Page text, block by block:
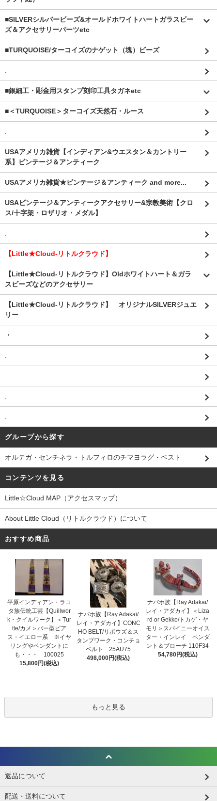
■SILVERシルバービーズ&オールドホワイトハートガラスビー
ズ＆アクセサリーパーツetc
■TURQUOISE/ターコイズのナゲット（塊）ビーズ
■銀細工・彫金用スタンプ刻印工具タガネetc
■＜TURQUOISE＞ターコイズ天然石・ルース
USAアメリカ雑貨【インディアン&ウエスタン＆カントリー
系】ビンテージ＆アンティーク
USAアメリカ雑貨★ビンテージ＆アンティーク and more...
USAビンテージ＆アンティークアクセサリー&宗教美術【クロ
ス/十字架・ロザリオ・メダル】
【Little★Cloud-リトルクラウド】
【Little★Cloud-リトルクラウド】Oldホワイトハート＆ガラ
スビーズなどのアクセサリー
【Little★Cloud-リトルクラウド】 オリジナルSILVERジュエ
リー
・
グループから探す
オルテガ・センチネラ・トルフィロのチマヨラグ・ベスト
コンテンツを見る
Little☆Cloud MAP（アクセスマップ）
About Little Cloud（リトルクラウド）について
おすすめ商品
平原インディアン・ラコ
タ族伝統工芸【Quillwor
k・クイルワーク】＜Tur
tle/カメ＞バー型ピア
ス・イエロー系 ※イヤ
リングやペンダントに
も・・・ 100025
15,800円(税込)
ナバホ族【Ray Adakai/
レイ・アダカイ】CONC
HO BELT/リポウズ＆ス
タンプワーク・コンチョ
ベルト 25AU75
498,000円(税込)
ナバホ族【Ray Adakai/
レイ・アダカイ】＜Liza
rd or Gekko/トカゲ・ヤ
モリ＞スパイニーオイス
ター・インレイ ペンダ
ント＆ブローチ 110F34
54,780円(税込)
もっと見る
返品について
配送・送料について